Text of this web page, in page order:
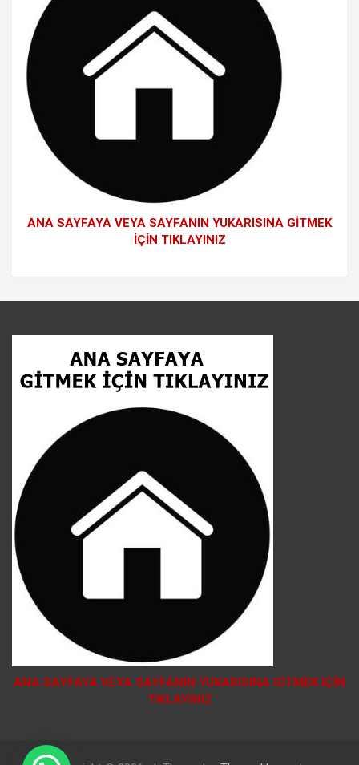
ANA SAYFAYA VEYA SAYFANIN YUKARISINA GİTMEK
İÇİN TIKLAYINIZ
ANA SAYFAYA VEYA SAYFANIN YUKARISINA GİTMEK İÇİN
TIKLAYINIZ